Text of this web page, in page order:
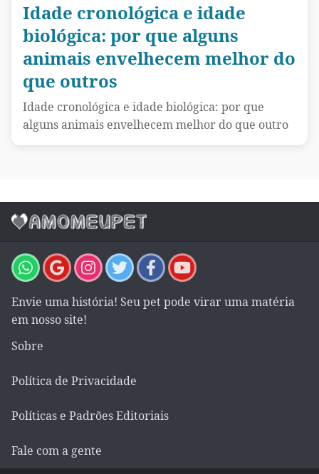
Idade cronológica e idade
biológica: por que alguns
animais envelhecem melhor do
que outros
Idade cronológica e idade biológica: por que
alguns animais envelhecem melhor do que outro
Envie uma história! Seu pet pode virar uma matéria
em nosso site!
Sobre
Política de Privacidade
Políticas e Padrões Editoriais
Fale com a gente